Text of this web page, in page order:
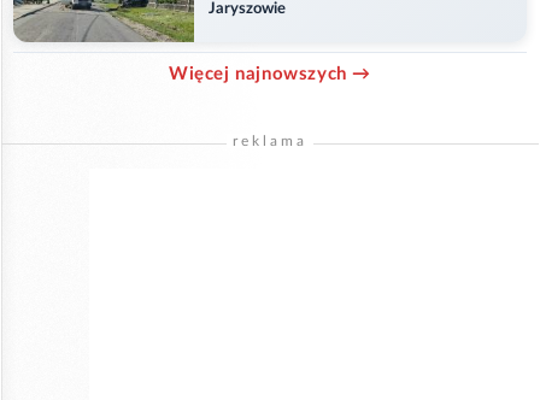
Jaryszowie
Więcej najnowszych →
reklama